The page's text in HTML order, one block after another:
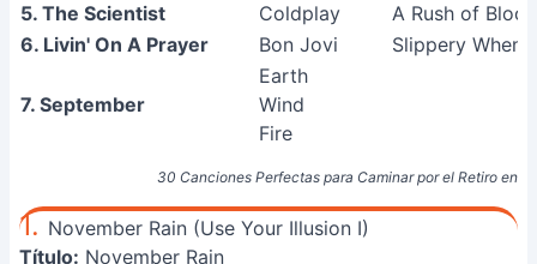
30 Canciones Perfectas para Caminar por el Retiro en
5. The Scientist
Coldplay
A Rush of
6. Livin' On A Prayer
Bon Jovi Slippery When
7. September
Earth
Wind
Fire
1. November Rain (Use Your Illusion I)
Título: November Rain